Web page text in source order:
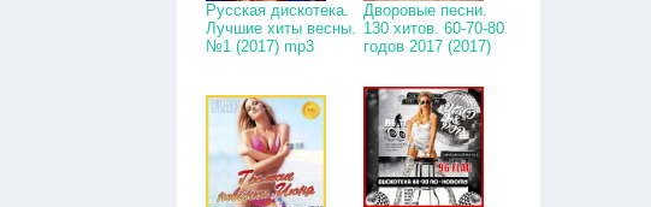
Русская дискотека.
Лучшие хиты весны.
№1 (2017) mp3
Дворовые песни.
130 хитов. 60-70-80
годов 2017 (2017)